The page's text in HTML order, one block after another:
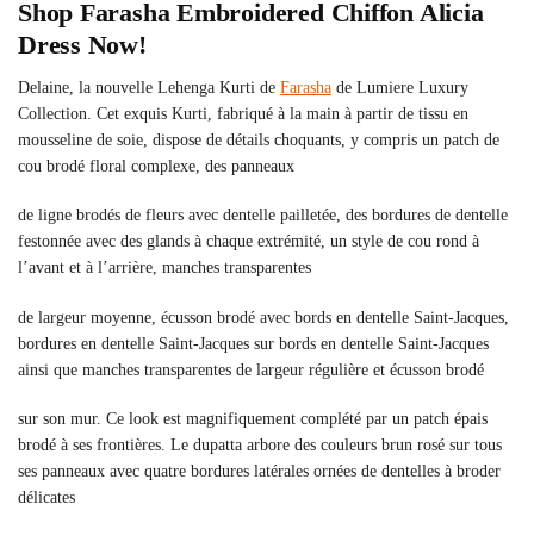
Shop Farasha Embroidered Chiffon Alicia
Dress Now!
Delaine, la nouvelle Lehenga Kurti de Farasha de Lumiere Luxury
Collection. Cet exquis Kurti, fabriqué à la main à partir de tissu en
mousseline de soie, dispose de détails choquants, y compris un patch de
cou brodé floral complexe, des panneaux
de ligne brodés de fleurs avec dentelle pailletée, des bordures de dentelle
festonnée avec des glands à chaque extrémité, un style de cou rond à
l’avant et à l’arrière, manches transparentes
de largeur moyenne, écusson brodé avec bords en dentelle Saint-Jacques,
bordures en dentelle Saint-Jacques sur bords en dentelle Saint-Jacques
ainsi que manches transparentes de largeur régulière et écusson brodé
sur son mur. Ce look est magnifiquement complété par un patch épais
brodé à ses frontières. Le dupatta arbore des couleurs brun rosé sur tous
ses panneaux avec quatre bordures latérales ornées de dentelles à broder
délicates